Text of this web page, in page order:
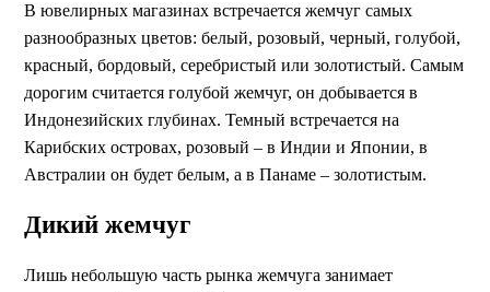
В ювелирных магазинах встречается жемчуг самых
разнообразных цветов: белый, розовый, черный, голубой,
красный, бордовый, серебристый или золотистый. Самым
дорогим считается голубой жемчуг, он добывается в
Индонезийских глубинах. Темный встречается на
Карибских островах, розовый – в Индии и Японии, в
Австралии он будет белым, а в Панаме – золотистым.
Дикий жемчуг
Лишь небольшую часть рынка жемчуга занимает